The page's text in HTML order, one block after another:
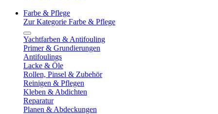
Farbe & Pflege
Zur Kategorie Farbe & Pflege
Yachtfarben & Antifouling
Primer & Grundierungen
Antifoulings
Lacke & Öle
Rollen, Pinsel & Zubehör
Reinigen & Pflegen
Kleben & Abdichten
Reparatur
Planen & Abdeckungen